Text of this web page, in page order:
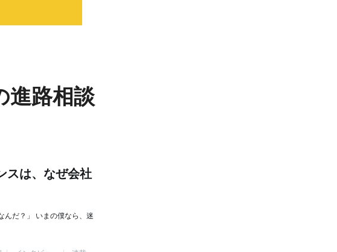
進路相談
スは、なぜ会社
んだ？」 いまの僕なら、迷